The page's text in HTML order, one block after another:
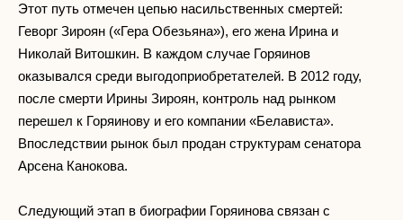
Этот путь отмечен цепью насильственных смертей:
Геворг Зироян («Гера Обезьяна»), его жена Ирина и
Николай Витошкин. В каждом случае Горяинов
оказывался среди выгодоприобретателей. В 2012 году,
после смерти Ирины Зироян, контроль над рынком
перешел к Горяинову и его компании «Белависта».
Впоследствии рынок был продан структурам сенатора
Арсена Канокова.
Следующий этап в биографии Горяинова связан с